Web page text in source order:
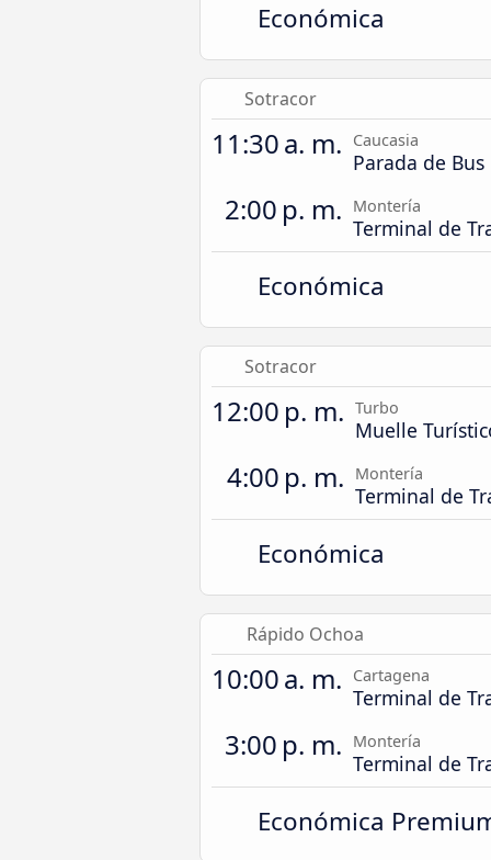
Económica
Sotracor
11:30 a. m. Caucasia
Parada de Bus
2:00 p. m. Montería
Terminal de
Económica
Sotracor
12:00 p. m. Turbo
Muelle
4:00 p. m. Montería
Terminal de
Económica
Rápido Ochoa
10:00 a. m. Cartagena
Terminal de
3:00 p. m. Montería
Terminal de
Económica